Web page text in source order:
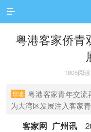

粤港客家侨青
1805阅读
导读 粤港客家青年交流
为大湾区发展注入客家青
客家网 广州讯